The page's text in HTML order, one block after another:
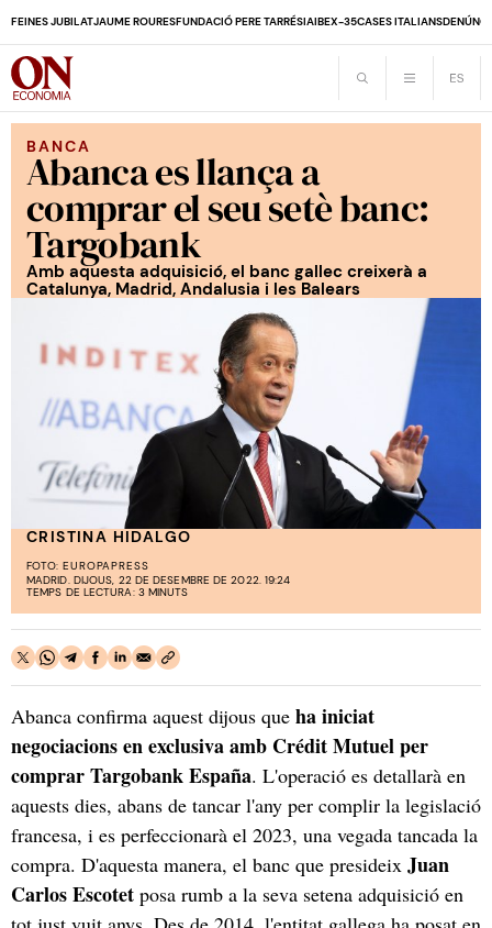
FEINES JUBILATJAUME ROURESFUNDACIÓ PERE TARRÉSIAIBEX-35CASES ITALIANS
BANCA
Abanca es llança a
comprar el seu setè banc:
Targobank
Amb aquesta adquisició, el banc gallec creixerà a
Catalunya, Madrid, Andalusia i les Balears
CRISTINA HIDALGO
FOTO: EUROPAPRESS
MADRID. DIJOUS, 22 DE DESEMBRE DE 2022. 19:24
TEMPS DE LECTURA: 3 MINUTS
Abanca confirma aquest dijous que ha iniciat
negociacions en exclusiva amb Crédit Mutuel per
comprar Targobank España. L'operació es detallarà en
aquests dies, abans de tancar l'any per complir la legislació
francesa, i es perfeccionarà el 2023, una vegada tancada la
compra. D'aquesta manera, el banc que presideix Juan
Carlos Escotet posa rumb a la seva setena adquisició en